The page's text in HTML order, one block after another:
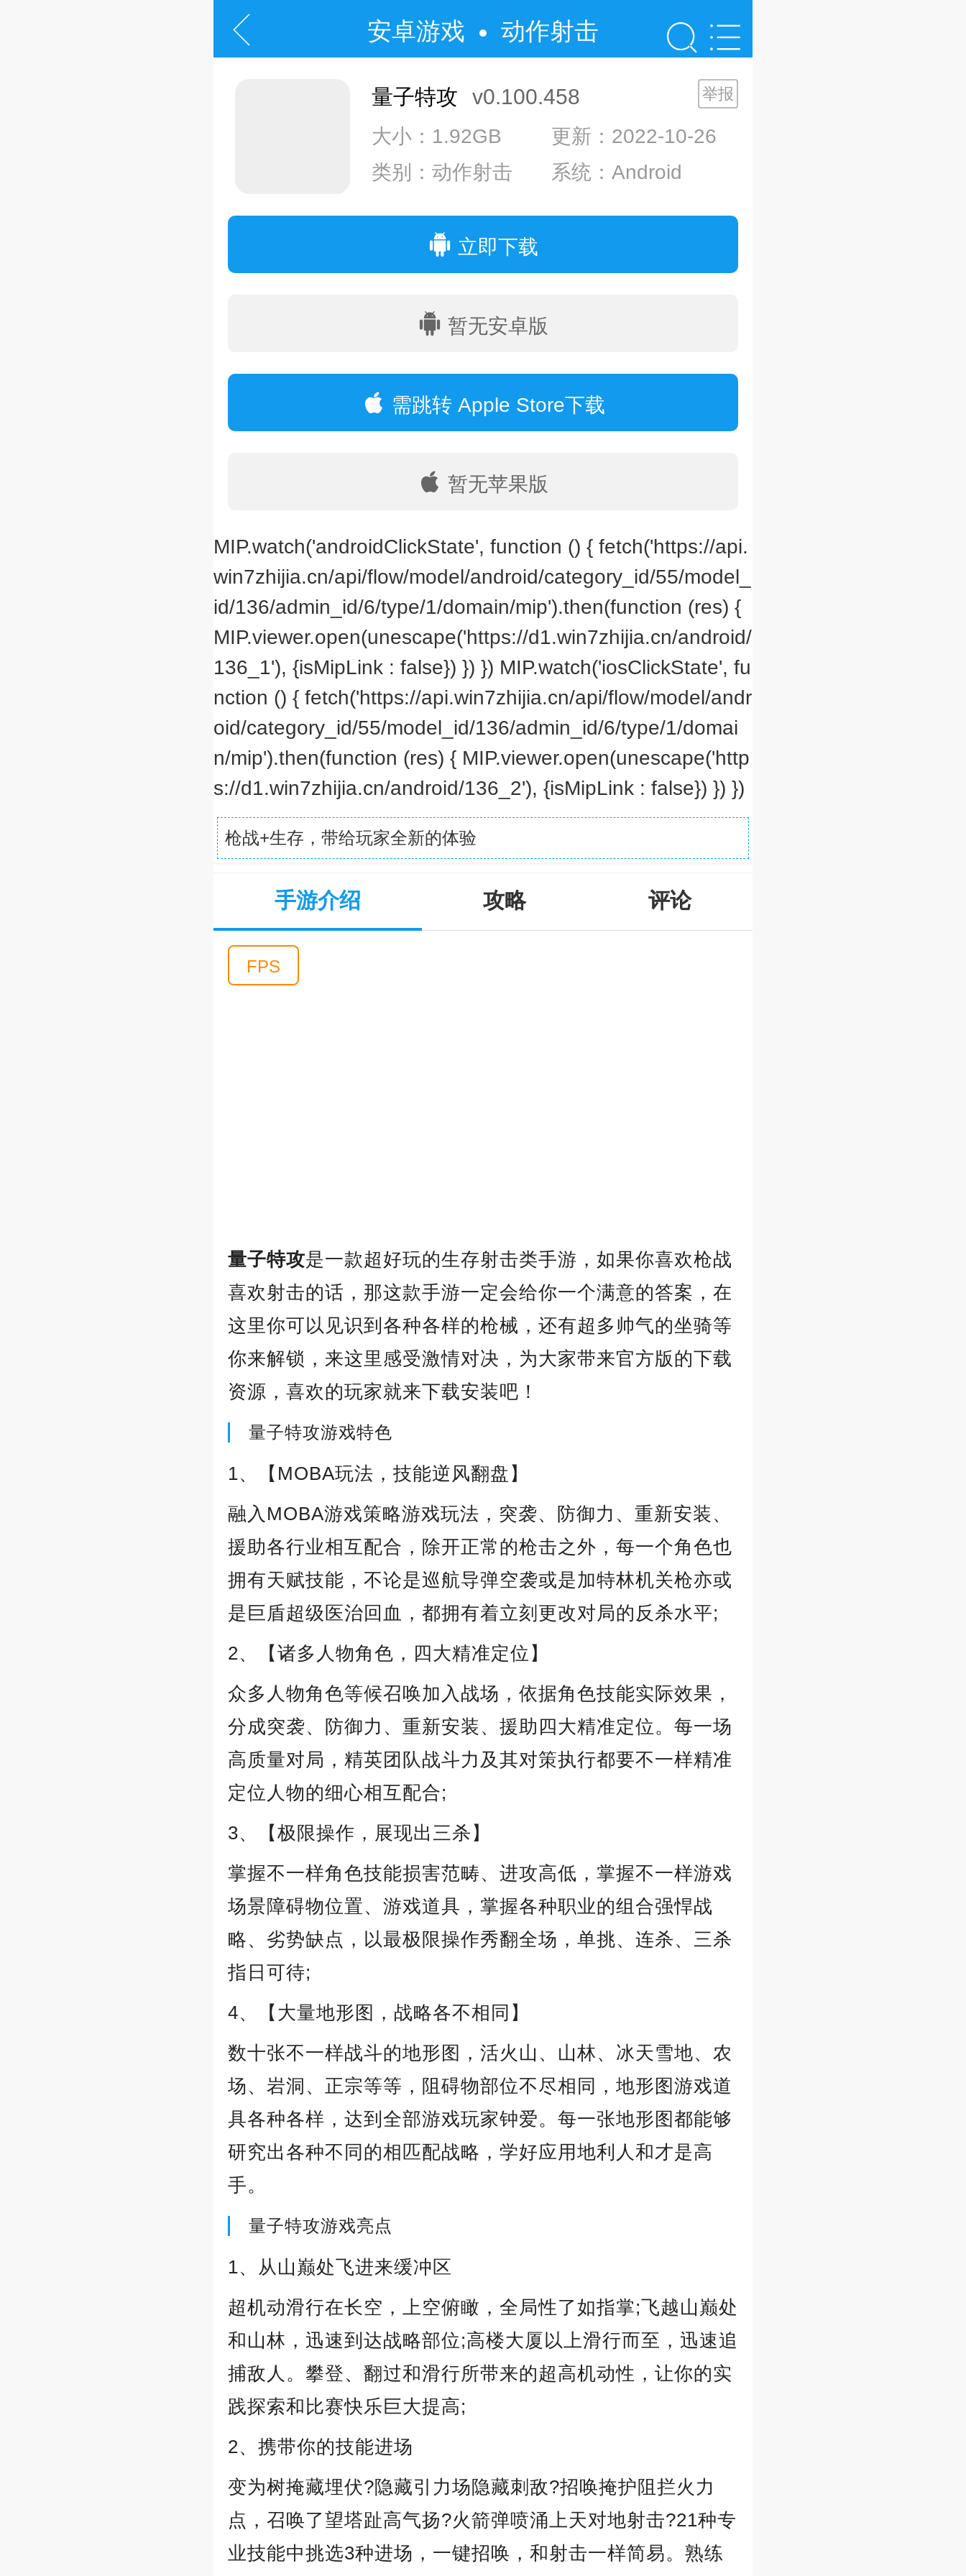
安卓游戏 动作射击
量子特攻 v0.100.458
大小：1.92GB
更新：2022-10-26
类别：动作射击
系统：Android
举报
立即下载
暂无安卓版
需跳转 Apple Store下载
暂无苹果版
MIP.watch('androidClickState', function () { fetch('https://api.
win7zhijia.cn/api/flow/model/android/category_id/55/model_
id/136/admin_id/6/type/1/domain/mip').then(function (res) {
MIP.viewer.open(unescape('https://d1.win7zhijia.cn/android/
136_1'), {isMipLink : false}) }) }) MIP.watch('iosClickState', fu
nction () { fetch('https://api.win7zhijia.cn/api/flow/model/andr
oid/category_id/55/model_id/136/admin_id/6/type/1/domai
n/mip').then(function (res) { MIP.viewer.open(unescape('http
s://d1.win7zhijia.cn/android/136_2'), {isMipLink : false}) }) })
枪战+生存，带给玩家全新的体验
手游介绍 攻略 评论
FPS
量子特攻是一款超好玩的生存射击类手游，如果你喜欢枪战
喜欢射击的话，那这款手游一定会给你一个满意的答案，在
这里你可以见识到各种各样的枪械，还有超多帅气的坐骑等
你来解锁，来这里感受激情对决，为大家带来官方版的下载
资源，喜欢的玩家就来下载安装吧！
量子特攻游戏特色
1、【MOBA玩法，技能逆风翻盘】
融入MOBA游戏策略游戏玩法，突袭、防御力、重新安装、
援助各行业相互配合，除开正常的枪击之外，每一个角色也
拥有天赋技能，不论是巡航导弹空袭或是加特林机关枪亦或
是巨盾超级医治回血，都拥有着立刻更改对局的反杀水平;
2、【诸多人物角色，四大精准定位】
众多人物角色等候召唤加入战场，依据角色技能实际效果，
分成突袭、防御力、重新安装、援助四大精准定位。每一场
高质量对局，精英团队战斗力及其对策执行都要不一样精准
定位人物的细心相互配合;
3、【极限操作，展现出三杀】
掌握不一样角色技能损害范畴、进攻高低，掌握不一样游戏
场景障碍物位置、游戏道具，掌握各种职业的组合强悍战
略、劣势缺点，以最极限操作秀翻全场，单挑、连杀、三杀
指日可待;
4、【大量地形图，战略各不相同】
数十张不一样战斗的地形图，活火山、山林、冰天雪地、农
场、岩洞、正宗等等，阻碍物部位不尽相同，地形图游戏道
具各种各样，达到全部游戏玩家钟爱。每一张地形图都能够
研究出各种不同的相匹配战略，学好应用地利人和才是高
手。
量子特攻游戏亮点
1、从山巅处飞进来缓冲区
超机动滑行在长空，上空俯瞰，全局性了如指掌;飞越山巅处
和山林，迅速到达战略部位;高楼大厦以上滑行而至，迅速追
捕敌人。攀登、翻过和滑行所带来的超高机动性，让你的实
践探索和比赛快乐巨大提高;
2、携带你的技能进场
变为树掩藏埋伏?隐藏引力场隐藏刺敌?招唤掩护阻拦火力
点，召唤了望塔趾高气扬?火箭弹喷涌上天对地射击?21种专
业技能中挑选3种进场，一键招唤，和射击一样简易。熟练